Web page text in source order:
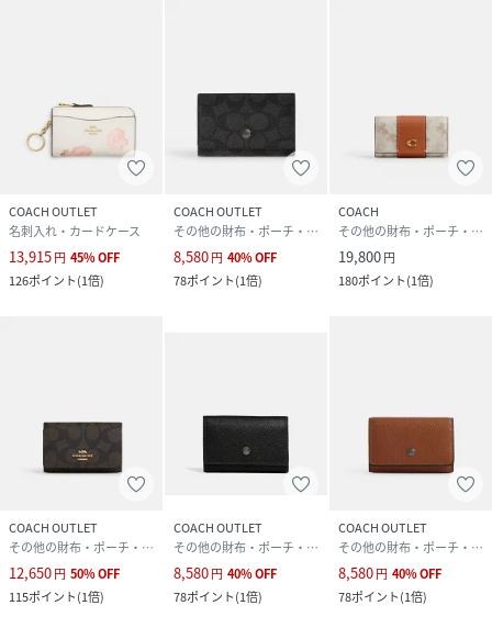
COACH OUTLET
名刺入れ・カードケース
13,915円 45%OFF
126ポイント(1倍)
COACH OUTLET
その他の財布・ポーチ・ケース
8,580円 40%OFF
78ポイント(1倍)
COACH
その他の財布・ポーチ・ケース
19,800円
180ポイント(1倍)
COACH OUTLET
その他の財布・ポーチ・ケース
12,650円 50%OFF
115ポイント(1倍)
COACH OUTLET
その他の財布・ポーチ・ケース
8,580円 40%OFF
78ポイント(1倍)
COACH OUTLET
その他の財布・ポーチ・ケース
8,580円 40%OFF
78ポイント(1倍)